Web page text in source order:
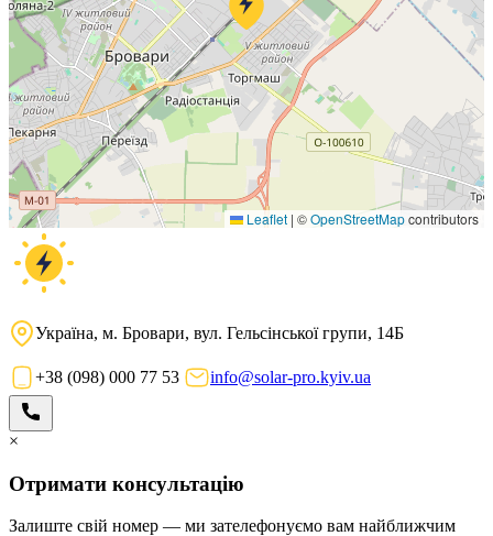
Leaflet | ©OpenStreetMapcontributors
Україна, м. Бровари, вул. Гельсінської групи, 14Б
+38 (098) 000 77 53 info@solar-pro.kyiv.ua
×
Отримати консультацію
Залиште свій номер — ми зателефонуємо вам найближчим